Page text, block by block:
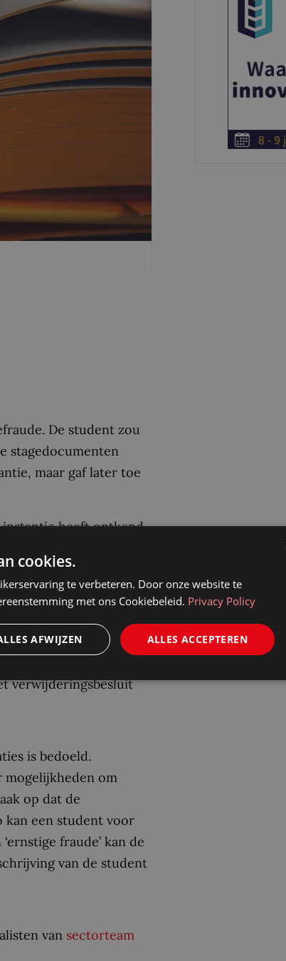
De student zou
stagedocumenten
maar gaf later toe
heeft ontkend.
verhouding tussen
verwijderd.
als sprake is van
zaak was hiervan
de vertrouwensbreuk
verwijderingsbesluit
is bedoeld.
mogelijkheden om
op dat de
kan een student voor
fraude’ kan de
van de student
van sectorteam
cookies.
te verbeteren. Door onze website te
met ons Cookiebeleid. Privacy Policy
ALLES ACCEPTEREN
AFWIJZEN